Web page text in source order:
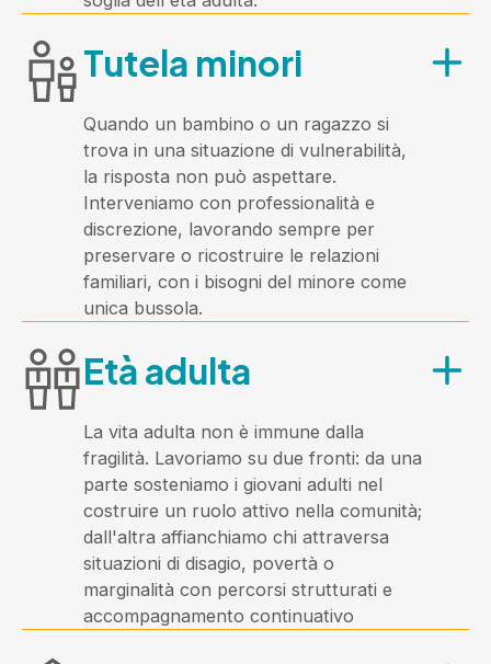
valutazione professionale e la
adattando tempi e modalità alle
A tutti i bambini e ragazzi dell'Ambito di
indirettamente alle loro famiglie, agli
educatori e alle scuole.
Cosa offre?
Percorsi mirati per ogni fascia d'età: 0-
6 anni, 7-11 anni, 11-13 anni, 14-17 anni.
Sportelli psicopedagogici, spazi compiti,
progetti di aggregazione,
e raccordo tra i servizi educativi
Tutela minori
Quando un bambino o un ragazzo si
trova in una situazione di vulnerabilità,
la risposta non può aspettare.
Interveniamo con professionalità e
discrezione, lavorando sempre per
preservare o ricostruire le relazioni
familiari, con i bisogni del minore come
unica bussola.
A minori e famiglie dell'Ambito coinvolti
ordinaria o minorile.
Cosa offre?
Interventi educativi domiciliari, incontri
protetti, accoglienza familiare,
supporto ai percorsi di autonomia per i
ragazzi che escono dalla tutela.
Lavoriamo in stretta collaborazione
Età adulta
La vita adulta non è immune dalla
fragilità. Lavoriamo su due fronti: da una
parte sosteniamo i giovani adulti nel
costruire un ruolo attivo nella comunità;
dall'altra affianchiamo chi attraversa
situazioni di disagio, povertà o
marginalità con percorsi strutturati e
accompagnamento continuativo